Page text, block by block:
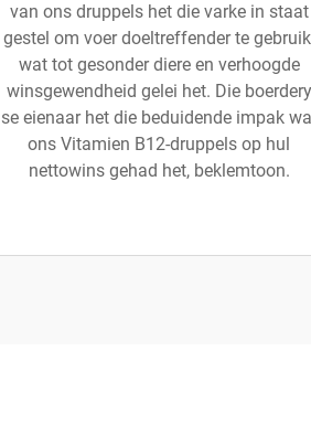
van ons druppels het die varke in staat
gestel om voer doeltreffender te
wat tot gesonder diere en verhoogde
winsgewendheid gelei het. Die boerdery
se eienaar het die beduidende impak
ons Vitamien B12-druppels op hul
nettowins gehad het, beklemtoon.